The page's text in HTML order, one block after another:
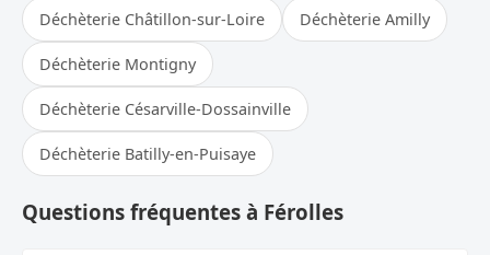
Déchèterie Châtillon-sur-Loire Déchèterie Amilly
Déchèterie Montigny
Déchèterie Césarville-Dossainville
Déchèterie Batilly-en-Puisaye
Questions fréquentes à Férolles